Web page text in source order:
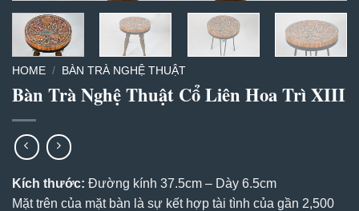
HOME / BÀN TRÀ NGHỆ THUẬT
Bàn Trà Nghệ Thuật Cổ Liên Hoa Trì XIII
Kích thước: Đường kính 37.5cm – Dày 6.5cm
Mặt trên của mặt bàn là sự kết hợp tài tình của gần 2,500